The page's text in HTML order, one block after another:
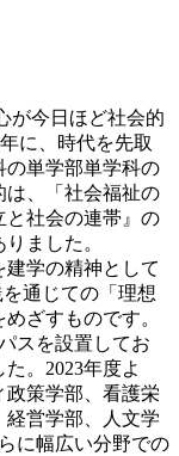
が今日ほど社会的
に、時代を先取
の単学部単学科の
は、「社会福祉の
と社会の連帯』の
ました。
建学の精神として
通じての「理想
ざすものです。
スを設置してお
。2023年度よ
政策学部、看護栄
営学部、人文学
に幅広い分野での